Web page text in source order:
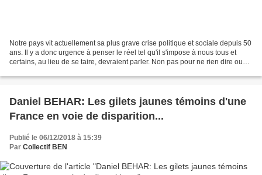
Notre pays vit actuellement sa plus grave crise politique et sociale depuis 50
ans. Il y a donc urgence à penser le réel tel qu'il s'impose à nous tous et
certains, au lieu de se taire, devraient parler. Non pas pour ne rien dire ou
Daniel BEHAR: Les gilets jaunes témoins d'une
France en voie de disparition...
Publié le 06/12/2018 à 15:39
Par Collectif BEN